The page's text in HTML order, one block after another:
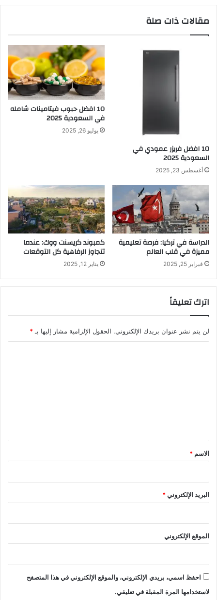
مقالات ذات صلة
10 افضل فريزر عمودي​ في
السعودية​ 2025
أغسطس 23, 2025
10 افضل حبوب فيتامينات شامله​
في السعودية 2025
يوليو 26, 2025
الدراسة في تركيا: فرصة تعليمية
مميزة في قلب العالم
فبراير 25, 2025
كمبوند كريسنت ووك: عندما
تتجاوز الرفاهية كل التوقعات
يناير 12, 2025
اترك تعليقاً
لن يتم نشر عنوان بريدك الإلكتروني. الحقول الإلزامية مشار إليها بـ*
*
الاسم *
البريد الإلكتروني*
الموقع الإلكتروني
احفظ اسمي، بريدي الإلكتروني، والموقع الإلكتروني في هذا المتصفح
لاستخدامها المرة المقبلة في تعليقي.